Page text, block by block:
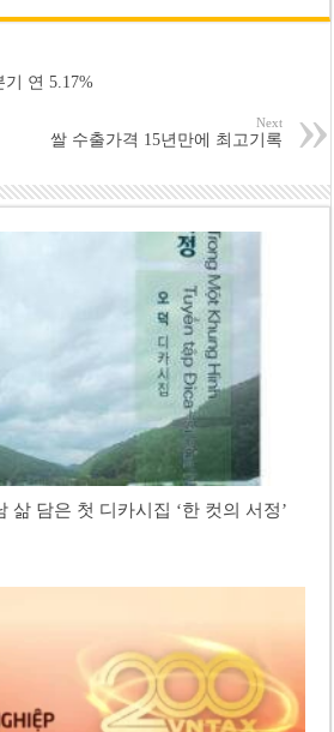
기 연 5.17%
Next
쌀 수출가격 15년만에 최고기록
삶 담은 첫 디카시집 ‘한 컷의 서정’